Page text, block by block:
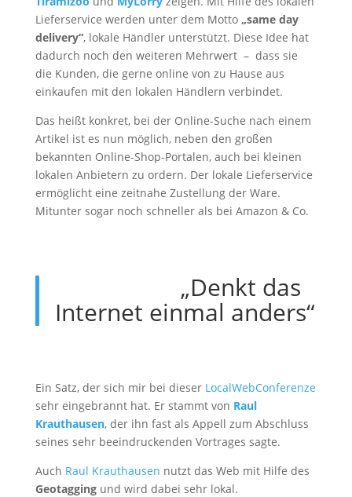
Lieferservice werden unter dem Motto„same day
delivery“, lokale Händler unterstützt. Diese Idee hat
dadurch noch den weiteren Mehrwert – dass sie
die Kunden, die gerne online von zu Hause aus
einkaufen mit den lokalen Händlern verbindet.
Das heißt konkret, bei der Online-Suche nach einem
Artikel ist es nun möglich, neben den großen
bekannten Online-Shop-Portalen, auch bei kleinen
lokalen Anbietern zu ordern. Der lokale Lieferservice
ermöglicht eine zeitnahe Zustellung der Ware.
Mitunter sogar noch schneller als bei Amazon & Co.
„Denkt das
Internet einmal anders“
Ein Satz, der sich mir bei dieser LocalWebConferenze
sehr eingebrannt hat. Er stammt von Raul
Krauthausen, der ihn fast als Appell zum Abschluss
seines sehr beeindruckenden Vortrages sagte.
Auch Raul Krauthausen nutzt das Web mit Hilfe des
Geotaggingund wird dabei sehr lokal.